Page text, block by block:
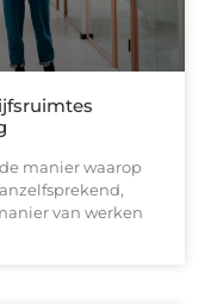
manier waarop
van werken